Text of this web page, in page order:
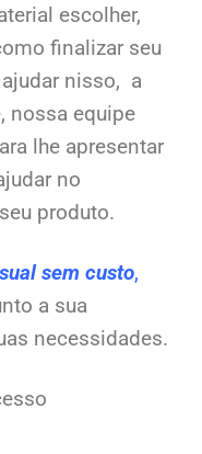
escolher,
finalizar seu
nisso, a
nossa equipe
lhe apresentar
no
produto.
sem custo,
a sua
necessidades.